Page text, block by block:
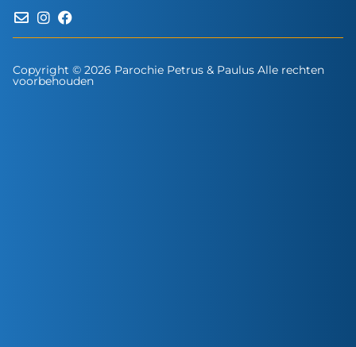
Copyright © 2026 Parochie Petrus & Paulus Alle rechten
voorbehouden